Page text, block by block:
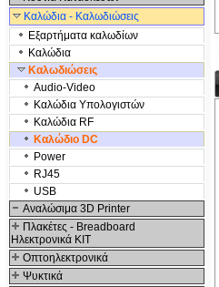
Καλώδια - Καλωδιώσεις
Εξαρτήματα καλωδίων
Καλώδια
Καλωδιώσεις
Audio-Video
Καλώδια Υπολογιστών
Καλώδια RF
Καλώδιο DC
Power
RJ45
USB
Αναλώσιμα 3D Printer
Πλακέτες - Breadboard
Ηλεκτρονικά ΚΙΤ
Οπτοηλεκτρονικά
Ψυκτικά